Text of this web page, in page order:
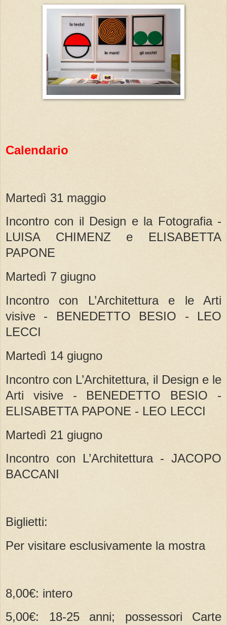
Calendario
Martedì 31 maggio
Incontro con il Design e la Fotografia -
LUISA CHIMENZ e ELISABETTA
PAPONE
Martedì 7 giugno
Incontro con L’Architettura e le Arti
visive - BENEDETTO BESIO - LEO
LECCI
Martedì 14 giugno
Incontro con L’Architettura, il Design e le
Arti visive - BENEDETTO BESIO -
ELISABETTA PAPONE - LEO LECCI
Martedì 21 giugno
Incontro con L’Architettura - JACOPO
BACCANI
Biglietti:
Per visitare esclusivamente la mostra
8,00€: intero
5,00€: 18-25 anni; possessori Carte